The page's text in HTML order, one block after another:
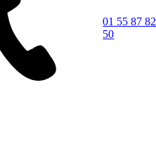
01 55 87 82
50